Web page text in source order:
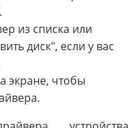
из списка или
диск", если у вас
экране, чтобы